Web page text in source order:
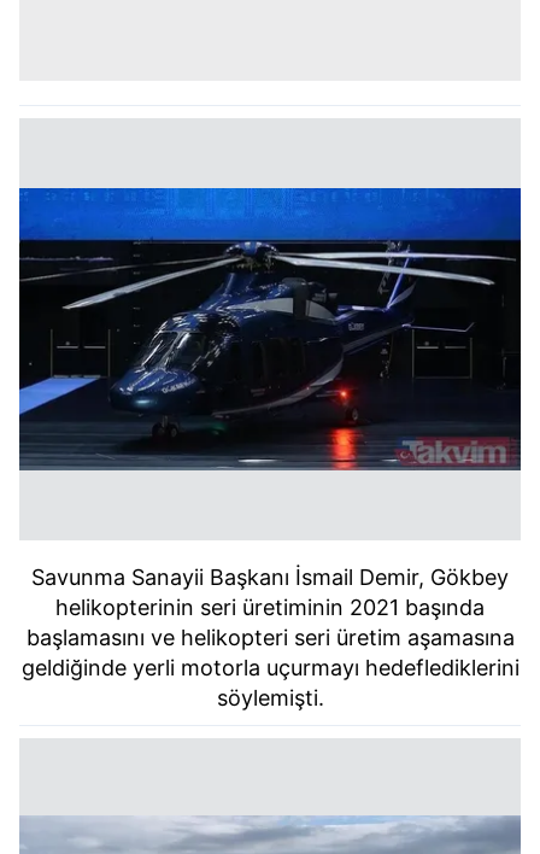
Savunma Sanayii Başkanı İsmail Demir, Gökbey
helikopterinin seri üretiminin 2021 başında
başlamasını ve helikopteri seri üretim aşamasına
geldiğinde yerli motorla uçurmayı hedeflediklerini
söylemişti.